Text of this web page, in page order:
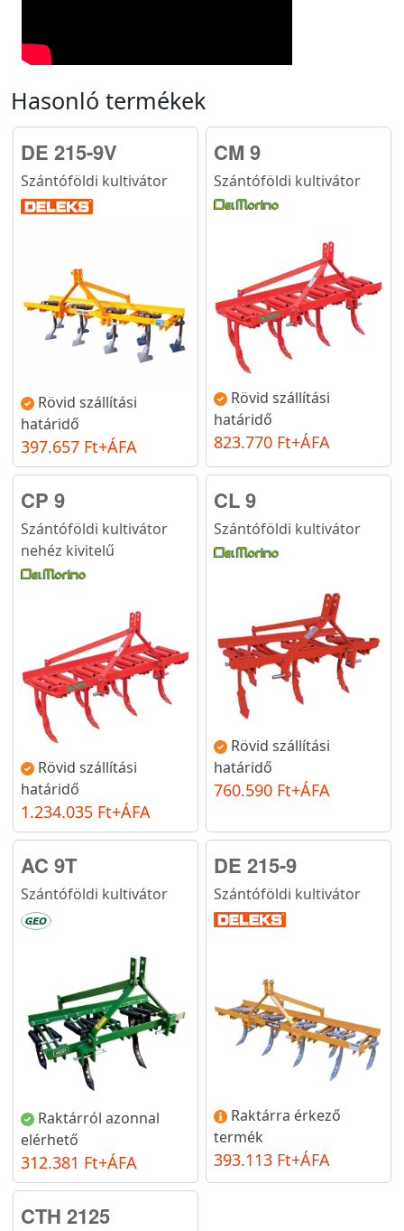
Hasonló termékek
DE 215-9V
Szántóföldi kultivátor
Rövid szállítási
határidő
397.657 Ft+ÁFA
CM 9
Szántóföldi kultivátor
Rövid szállítási
határidő
823.770 Ft+ÁFA
CP 9
Szántóföldi kultivátor
nehéz kivitelű
Rövid szállítási
határidő
1.234.035 Ft+ÁFA
CL 9
Szántóföldi kultivátor
Rövid szállítási
határidő
760.590 Ft+ÁFA
AC 9T
Szántóföldi kultivátor
Raktárról azonnal
elérhető
312.381 Ft+ÁFA
DE 215-9
Szántóföldi kultivátor
Raktárra érkező
termék
393.113 Ft+ÁFA
CTH 2125